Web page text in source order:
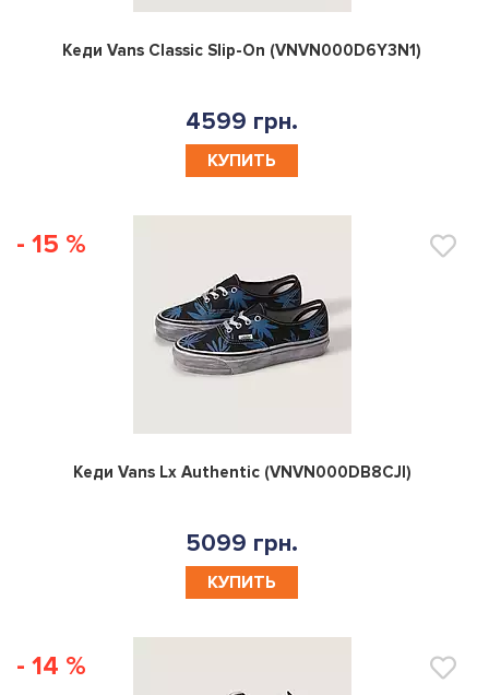
0
Кеди Vans Classic Slip-On (VNVN000D6Y3N1)
4599 грн.
КУПИТЬ
- 15 %
0
Кеди Vans Lx Authentic (VNVN000DB8CJI)
5099 грн.
КУПИТЬ
- 14 %